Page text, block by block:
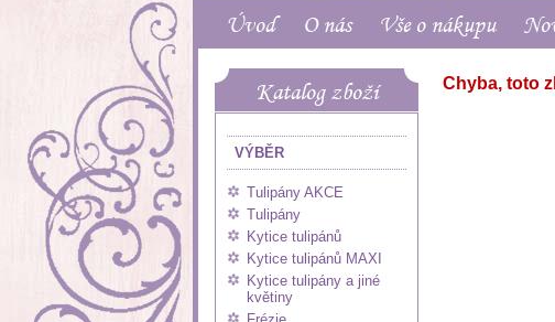
Úvod O nás Vše o nákupu
Katalog zboží
VÝBĚR
Tulipány AKCE
Tulipány
Kytice tulipánů
Kytice tulipánů MAXI
Kytice tulipány a jiné
květiny
Chyba, toto